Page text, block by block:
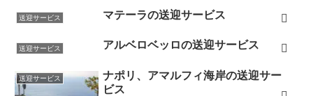
送迎サービス マテーラの送迎サービス
送迎サービス アルベロベッロの送迎サービス
送迎サービス
ナポリ、アマルフィ海岸の送迎サー
ビス